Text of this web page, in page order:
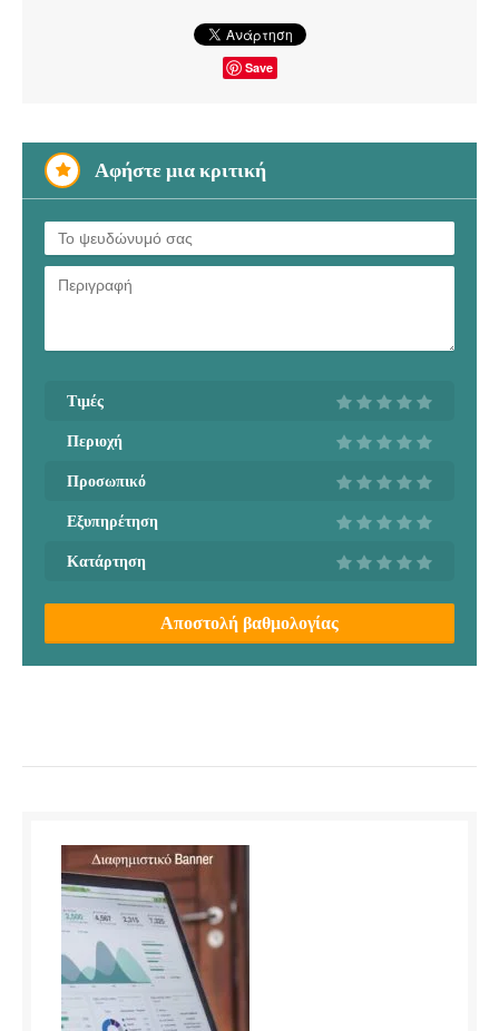
Save
Αφήστε μια κριτική
Τιμές
Περιοχή
Προσωπικό
Εξυπηρέτηση
Κατάρτηση
Αποστολή βαθμολογίας